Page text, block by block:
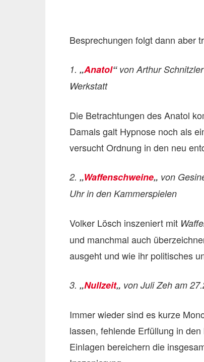
Besprechungen folgt dann aber
1. „Anatol“ von Arthur
Werkstatt
Die Betrachtungen des Anatol
Damals galt Hypnose noch als
versucht Ordnung in den neu
2. „Waffenschweine„ von
Uhr in den Kammerspielen
Volker Lösch inszeniert mit
und manchmal auch
ausgeht und wie ihr politisches
3. „Nullzeit„ von Juli Zeh am
Immer wieder sind es kurze
lassen, fehlende Erfüllung in
Einlagen bereichern die